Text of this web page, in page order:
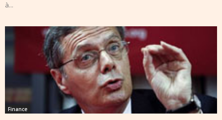
à...
Finance